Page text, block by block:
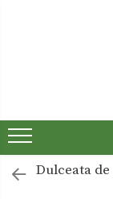
Dulceturi fara
Dulciuri de casa
Dulceata de